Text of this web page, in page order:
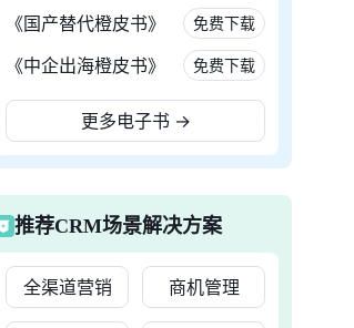
《国产替代橙皮书》 免费下载
《中企出海橙皮书》 免费下载
更多电子书 →
推荐CRM场景解决方案
全渠道营销 商机管理